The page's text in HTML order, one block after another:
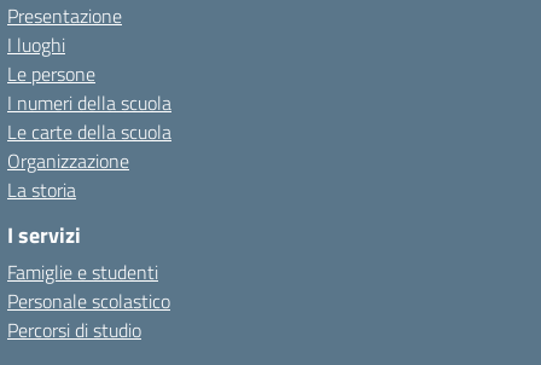
Presentazione
I luoghi
Le persone
I numeri della scuola
Le carte della scuola
Organizzazione
La storia
I servizi
Famiglie e studenti
Personale scolastico
Percorsi di studio